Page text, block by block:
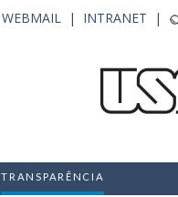
INTRANET |
WEBMAIL |
TRANSPARÊNCIA